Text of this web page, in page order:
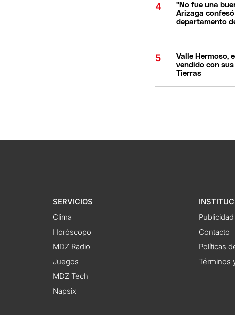
"No fue una
Arizaga
departamento
Valle Hermoso,
vendido con
Tierras
SERVICIOS
Clima
Horóscopo
MDZ Radio
Juegos
MDZ Tech
Napsix
Publicidad
Contacto
Políticas
Términos